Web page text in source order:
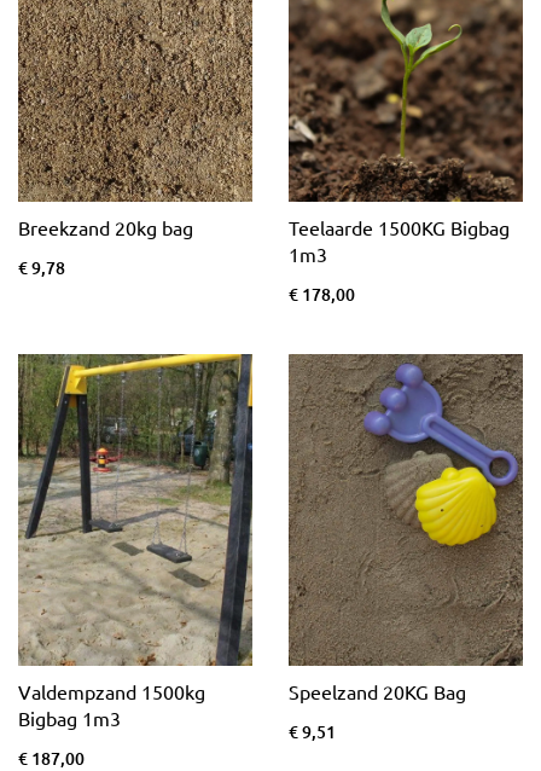
Breekzand 20kg bag
€ 9,78
Teelaarde 1500KG Bigbag
1m3
€ 178,00
Valdempzand 1500kg
Bigbag 1m3
€ 187,00
Speelzand 20KG Bag
€ 9,51